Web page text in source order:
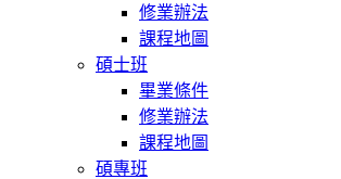
修業辦法
課程地圖
碩士班
畢業條件
修業辦法
課程地圖
碩專班